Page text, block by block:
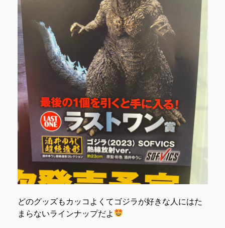
どのグッズもカッコよくてゴジラが好きな人にはた
まらないラインナップだよ